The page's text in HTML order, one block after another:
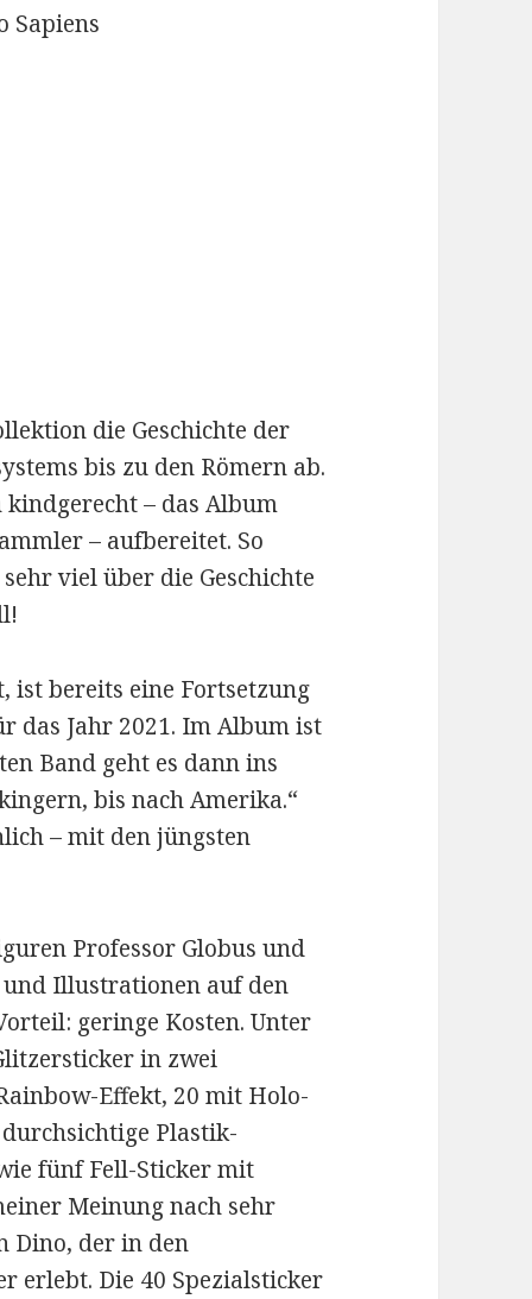
Sapiens
die Geschichte der
bis zu den Römern ab.
– das Album
– aufbereitet. So
viel über die Geschichte
ist bereits eine Fortsetzung
das Jahr 2021. Im Album ist
Band geht es dann ins
bis nach Amerika.“
– mit den jüngsten
Professor Globus und
und Illustrationen auf den
geringe Kosten. Unter
in zwei
Effekt, 20 mit Holo-
Plastik-
fünf Fell-Sticker mit
Meinung nach sehr
Dino, der in den
erlebt. Die 40 Spezialsticker